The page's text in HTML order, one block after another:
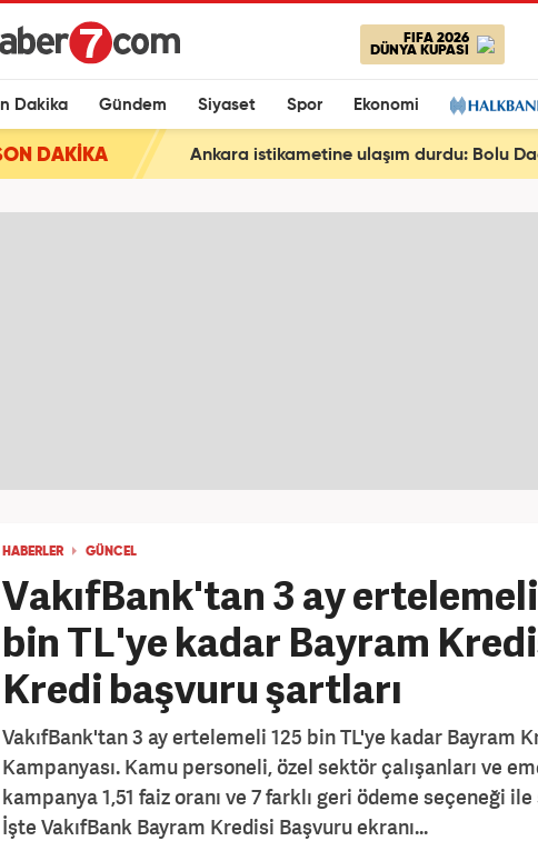
FIFA 2026
DÜNYA KUPASI
Dakika Gündem Siyaset Spor Ekonomi
DAKİKA Ankara istikametine ulaşım durdu: Bolu
HABERLER GÜNCEL
VakıfBank'tan 3 ay
bin TL'ye kadar Bayram
Kredi başvuru şartları
VakıfBank'tan 3 ay ertelemeli 125 bin TL'ye kadar Bayram
Kampanyası. Kamu personeli, özel sektör çalışanları ve
kampanya 1,51 faiz oranı ve 7 farklı geri ödeme seçeneği
İşte VakıfBank Bayram Kredisi Başvuru ekranı...